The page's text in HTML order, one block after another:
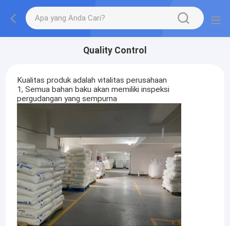
Quality Control
Kualitas produk adalah vitalitas perusahaan
1, Semua bahan baku akan memiliki inspeksi
pergudangan yang sempurna